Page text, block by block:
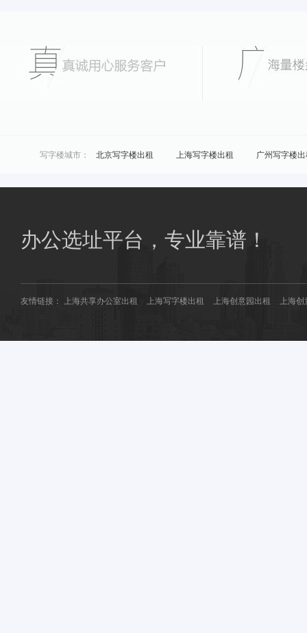
写字楼城市： 北京写字楼出租 上海写字楼出租 广州写字楼
商圈共享办公： 南桥共享办公 花桥共享办公
办公选址平台，专业靠谱！
友情链接： 上海共享办公室出租 上海写字楼出租 上海创意园出租 上海创